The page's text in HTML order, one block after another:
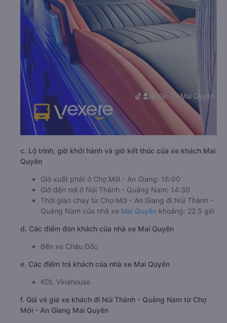
c. Lộ trình, giờ khởi hành và giờ kết thúc của xe khách Mai
Quyên
Giờ xuất phát ở Chợ Mới - An Giang: 16:00
Giờ đến nơi ở Núi Thành - Quảng Nam: 14:30
Thời gian chạy từ Chợ Mới - An Giang đi Núi Thành -
Quảng Nam của nhà xe Mai Quyên khoảng: 22.5 giờ
d. Các điểm đón khách của nhà xe Mai Quyên
Bến xe Châu Đốc
e. Các điểm trả khách của nhà xe Mai Quyên
KDL Vinahouse
f. Giá vé giá xe khách đi Núi Thành - Quảng Nam từ Chợ
Mới - An Giang Mai Quyên